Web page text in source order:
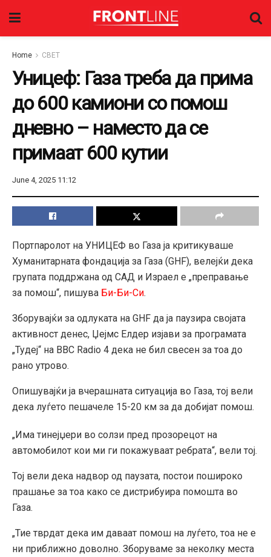
Home СВЕТ
Уницеф: Газа треба да прима
до 600 камиони со помош
дневно – наместо да се
примаат 600 кутии
June 4, 2025 11:12
Портпаролот на УНИЦЕФ во Газа ја критикуваше
Хуманитарната фондација за Газа (GHF), велејќи дека
групата поддржана од САД и Израел е „преправање
за помош“, пишува Би-Би-Си.
Зборувајќи за одлуката на GHF да ја паузира својата
активност денес, Џејмс Елдер изјави за програмата
„Тудеј“ на BBC Radio 4 дека не бил свесен за тоа до
рано утрово.
Опишувајќи ја вчерашната ситуација во Газа, тој вели
дека луѓето пешачеле 15-20 км за да добијат помош.
„Има тинејџери во солзи пред прозорецот на
автомобилот кои ми ги покажуваат ребрата“, вели тој.
Тој вели дека надвор од паузата, постои пошироко
прашање за тоа како се дистрибуира помошта во
Газа.
„Тие тврдат дека им даваат помош на луѓето, тоа не е
ни приближно доволно. Зборуваме за неколку места